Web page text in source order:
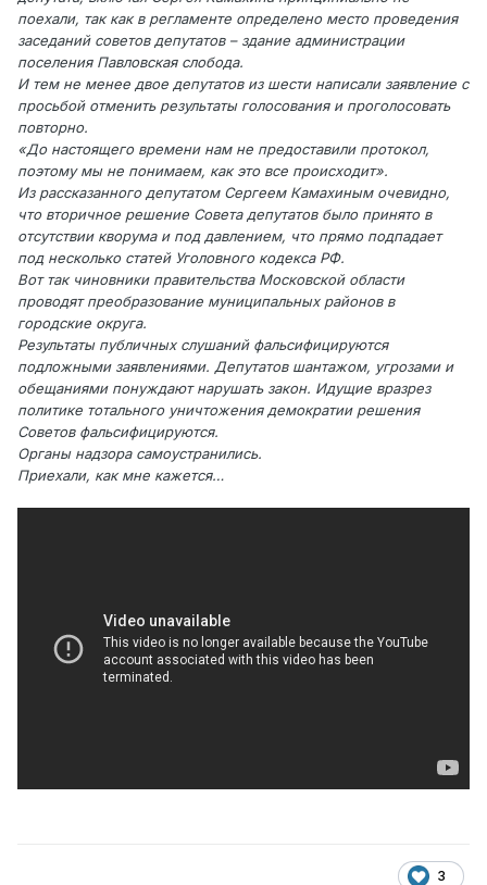
поехали, так как в регламенте определено место проведения
заседаний советов депутатов – здание администрации
поселения Павловская слобода.
И тем не менее двое депутатов из шести написали заявление с
просьбой отменить результаты голосования и проголосовать
повторно.
«До настоящего времени нам не предоставили протокол,
поэтому мы не понимаем, как это все происходит».
Из рассказанного депутатом Сергеем Камахиным очевидно,
что вторичное решение Совета депутатов было принято в
отсутствии кворума и под давлением, что прямо подпадает
под несколько статей Уголовного кодекса РФ.
Вот так чиновники правительства Московской области
проводят преобразование муниципальных районов в
городские округа.
Результаты публичных слушаний фальсифицируются
подложными заявлениями. Депутатов шантажом, угрозами и
обещаниями понуждают нарушать закон. Идущие вразрез
политике тотального уничтожения демократии решения
Советов фальсифицируются.
Органы надзора самоустранились.
Приехали, как мне кажется…
3